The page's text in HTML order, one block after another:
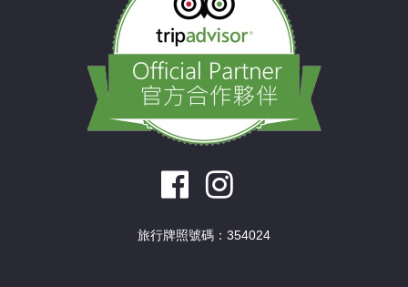
旅行牌照號碼：354024